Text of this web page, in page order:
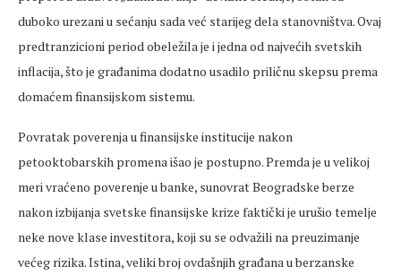
duboko urezani u sećanju sada već starijeg dela stanovništva. Ovaj
predtranzicioni period obeležila je i jedna od najvećih svetskih
inflacija, što je građanima dodatno usadilo priličnu skepsu prema
domaćem finansijskom sistemu.
Povratak poverenja u finansijske institucije nakon
petooktobarskih promena išao je postupno. Premda je u velikoj
meri vraćeno poverenje u banke, sunovrat Beogradske berze
nakon izbijanja svetske finansijske krize faktički je urušio temelje
neke nove klase investitora, koji su se odvažili na preuzimanje
većeg rizika. Istina, veliki broj ovdašnjih građana u berzanske